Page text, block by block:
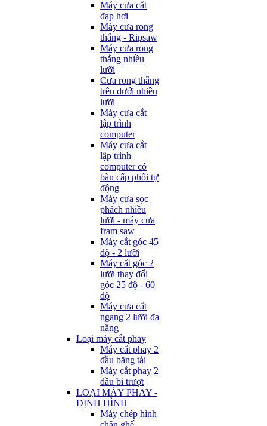
Máy cưa cắt
đạp hơi
Máy cưa rong
thẳng - Ripsaw
Máy cưa rong
thẳng nhiều
lưỡi
Cưa rong thẳng
trên dưới nhiều
lưỡi
Máy cưa cắt
lập trình
computer
Máy cưa cắt
lập trình
computer có
bàn cấp phôi tự
động
Máy cưa sọc
phách nhiều
lưỡi - máy cưa
fram saw
Máy cắt góc 45
độ - 2 lưỡi
Máy cắt góc 2
lưỡi thay đổi
góc 25 độ - 60
độ
Máy cưa cắt
ngang 2 lưỡi đa
năng
Loại máy cắt phay
Máy cắt phay 2
đầu băng tải
Máy cắt phay 2
đầu bi trượt
LOẠI MÁY PHAY -
ĐỊNH HÌNH
Máy chép hình